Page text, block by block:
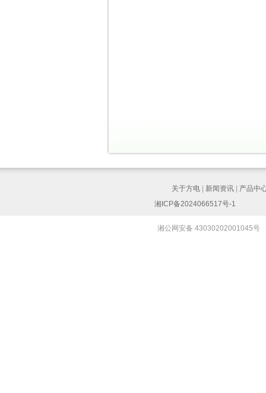
关于方电 新闻资讯
产品中
湘ICP备2024066517号-1
湘公网安备 43030202001045号